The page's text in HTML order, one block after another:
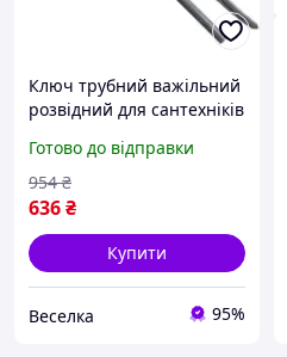
Ключ трубний важільний
розвідний для сантехніків
захоплення 5-28 мм
FLAME
Готово до відправки
636₴
954 ₴
Купити
Веселка 95%